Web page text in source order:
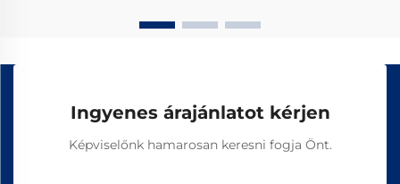
Ingyenes árajánlatot kérjen
Képviselőnk hamarosan keresni fogja Önt.